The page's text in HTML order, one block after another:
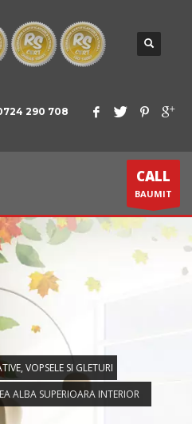
290 708
CALL
BAUMIT
VOPSELE SI GLETURI
ALBA SUPERIOARA INTERIOR